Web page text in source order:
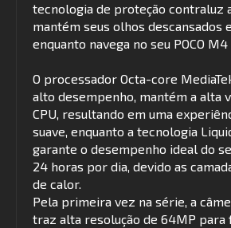
tecnologia de proteção contraluz
mantém seus olhos descansados
enquanto navega no seu POCO M4
O processador Octa-core
alto desempenho, mantém a alta
CPU, resultando em uma
suave, enquanto a tecnologia
garante o desempenho ideal do
24 horas por dia, devido as
de calor.
Pela primeira vez na série, a
traz alta resolução de 64MP para